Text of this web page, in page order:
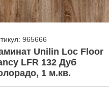
965666
Unilin Loc Floor
LFR 132 Дуб
1 м.кв.